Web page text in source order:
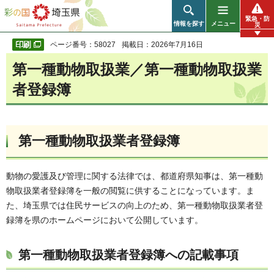
彩の国 埼玉県
情報を探す メニュー
緊急・防
災
ページ番号：58027 掲載日：2026年7月16日
第一種動物取扱業／第一種動物取扱業
者登録簿
第一種動物取扱業者登録簿
動物の愛護及び管理に関する法律では、都道府県知事は、第一種動
物取扱業者登録簿を一般の閲覧に供することになっています。ま
た、埼玉県では住民サービスの向上のため、第一種動物取扱業者登
録簿を県のホームページにおいて公開しています。
第一種動物取扱業者登録簿への記載事項